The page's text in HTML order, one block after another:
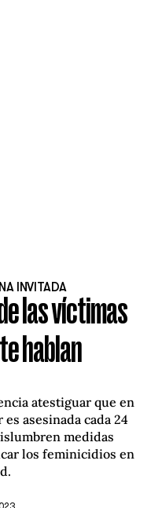
INVITADA
las víctimas
hablan
atestiguar que en
asesinada cada 24
medidas
los feminicidios en